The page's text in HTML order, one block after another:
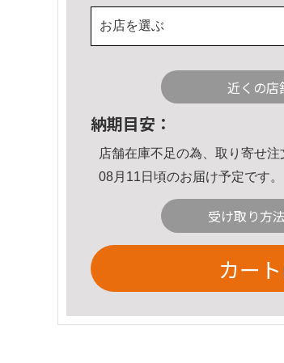
お店を選ぶ
近くの店
納期目安：
店舗在庫不足の為、取り寄せ注
08月11日頃のお届け予定です。
受け取り方
カー